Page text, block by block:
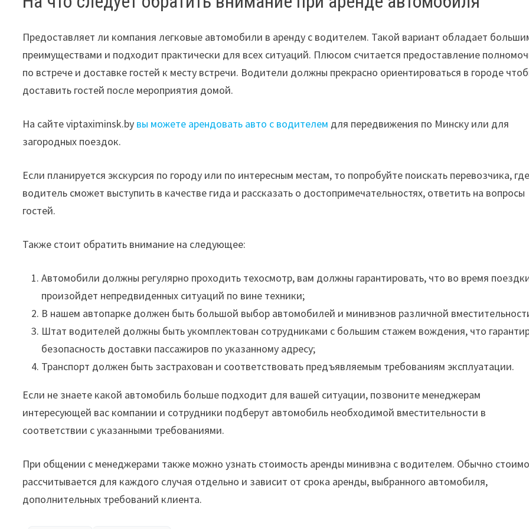
Предоставляет ли компания легковые автомобили в аренду с водителем. Такой вариант обладает
преимуществами и подходит практически для всех ситуаций. Плюсом считается предоставление
по встрече и доставке гостей к месту встречи. Водители должны прекрасно ориентироваться в городе
доставить гостей после мероприятия домой.
На сайте viptaximinsk.by вы можете арендовать авто с водителем для передвижения по Минску или для
загородных поездок.
Если планируется экскурсия по городу или по интересным местам, то попробуйте поискать перевозчика, где
водитель сможет выступить в качестве гида и рассказать о достопримечательностях, ответить на вопросы
гостей.
Также стоит обратить внимание на следующее:
Автомобили должны регулярно проходить техосмотр, вам должны гарантировать, что во время
произойдет непредвиденных ситуаций по вине техники;
В нашем автопарке должен быть большой выбор автомобилей и минивэнов различной
Штат водителей должны быть укомплектован сотрудниками с большим стажем вождения, что
безопасность доставки пассажиров по указанному адресу;
Транспорт должен быть застрахован и соответствовать предъявляемым требованиям эксплуатации.
Если не знаете какой автомобиль больше подходит для вашей ситуации, позвоните менеджерам
интересующей вас компании и сотрудники подберут автомобиль необходимой вместительности в
соответствии с указанными требованиями.
При общении с менеджерами также можно узнать стоимость аренды минивэна с водителем. Обычно
рассчитывается для каждого случая отдельно и зависит от срока аренды, выбранного автомобиля,
дополнительных требований клиента.